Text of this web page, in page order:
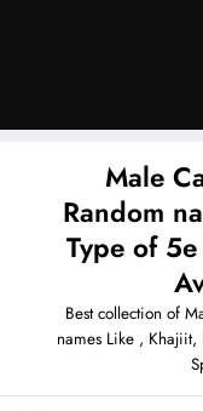
Male
Random
Type of
Best collection of
names Like ,